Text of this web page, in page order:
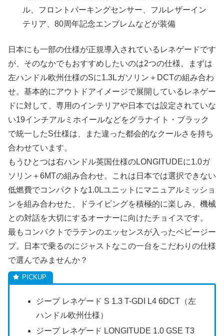
ル、フロントパーキングセンサー、フルレザーイン
テリア、80周年記念エンブレムなどが装備
日本にも一部の仕様が正規導入されているレネゲードです
が、そのなかでもおすすめしたいのは2つの仕様。まずは
左ハンドル欧州仕様のSに1.3Lガソリン＋DCTの組み合わ
せ。基本的にアウトドアイメージで展開しているレネゲー
ドに対して、専用のインテリアや日本では設定されていな
い19インチアルミホイールなどをグラナイト・ブラック
で統一したS仕様は、また違った都会的なクールさを持ち
合わせています。
もうひとつは右ハンドル英国仕様のLONGITUDEに1.0ガ
ソリン＋6MTの組み合わせ。これは日本では選択できない
低燃費でコンパクトな1.0Lユニットにマニュアルミッショ
ンを組み合わせた、ドライビングを積極的に楽しみ、機械
との対話を大切にするオーナーに向けたチョイスです。
最もコンパクトでラテンのエッセンスが入ったベビージー
プ。日本で乗るのにジャストなこの一台をこだわりの仕様
で選んでみませんか？
ジープ レネゲード S 1.3 T-GDI L4 6DCT（左
ハンドル欧州仕様）
ジープ レネゲード LONGITUDE 1.0 GSE T3